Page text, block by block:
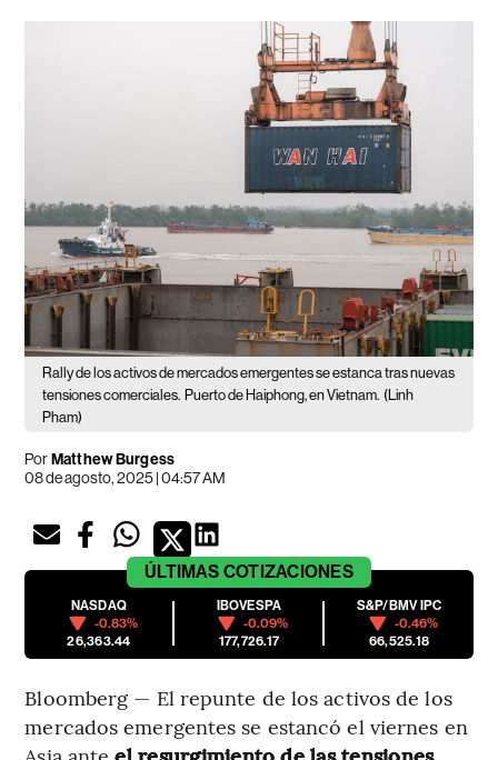
Rally de los activos de mercados emergentes se estanca tras nuevas
tensiones comerciales. Puerto de Haiphong, en Vietnam. (Linh
Pham)
PorMatthew Burgess
08 de agosto, 2025 | 04:57 AM
ÚLTIMAS COTIZACIONES
NASDAQ
-0.83%
26,363.44
IBOVESPA
-0.09%
177,726.17
S&P/BMV IPC
-0.46%
66,525.18
Bloomberg — El repunte de los activos de los
mercados emergentes se estancó el viernes en